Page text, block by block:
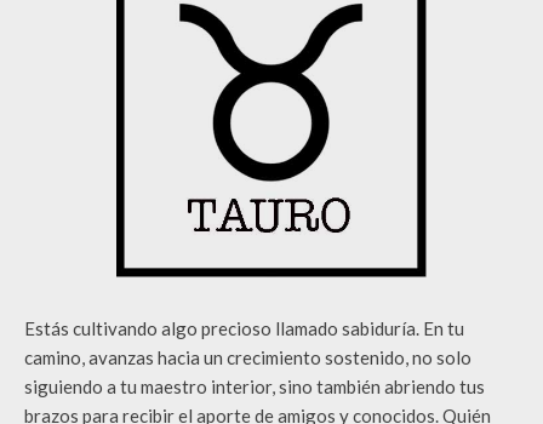
Estás cultivando algo precioso llamado sabiduría. En tu
camino, avanzas hacia un crecimiento sostenido, no solo
siguiendo a tu maestro interior, sino también abriendo tus
brazos para recibir el aporte de amigos y conocidos. Quién